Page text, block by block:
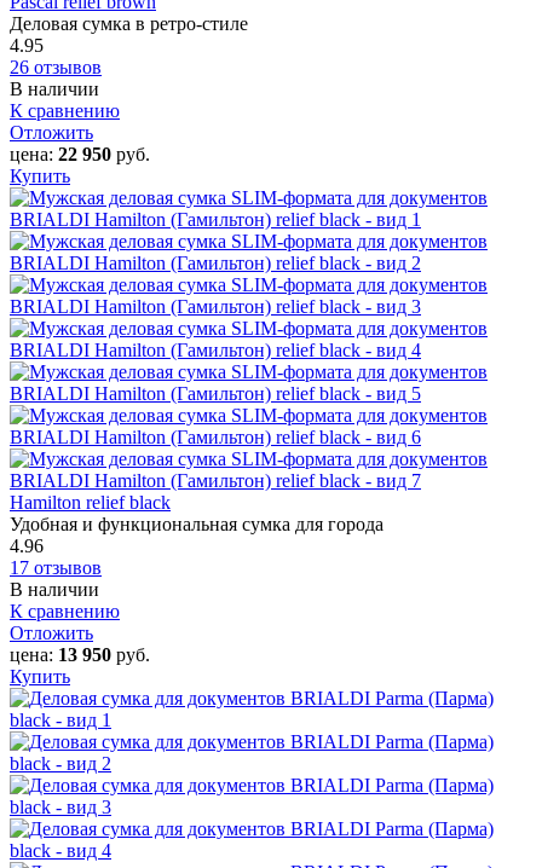
Деловая сумка в ретро-стиле
4.95
26 отзывов
В наличии
К сравнению
Отложить
цена: 22 950 руб.
Купить
Hamilton‎ relief black
Удобная и функциональная сумка для города
4.96
17 отзывов
В наличии
К сравнению
Отложить
цена: 13 950 руб.
Купить